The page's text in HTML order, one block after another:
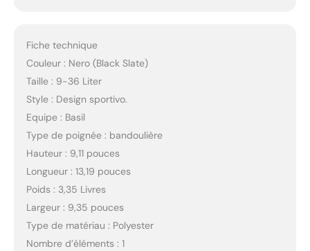
Fiche technique
Couleur : Nero (Black Slate)
Taille : 9-36 Liter
Style : Design sportivo.
Equipe : Basil
Type de poignée : bandoulière
Hauteur : 9,11 pouces
Longueur : 13,19 pouces
Poids : 3,35 Livres
Largeur : 9,35 pouces
Type de matériau : Polyester
Nombre d’éléments : 1